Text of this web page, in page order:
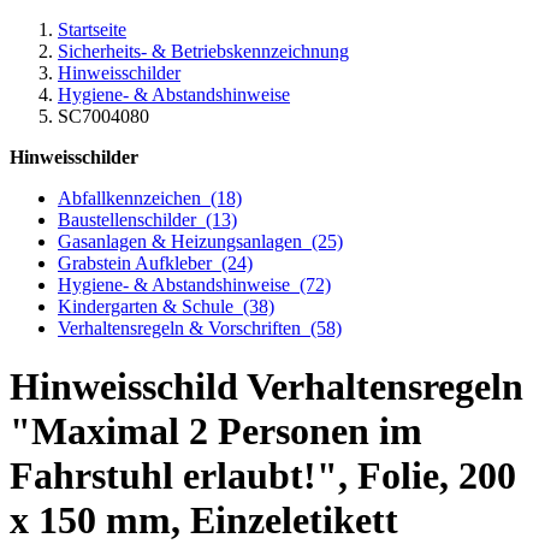
Startseite
Sicherheits- & Betriebskennzeichnung
Hinweisschilder
Hygiene- & Abstandshinweise
SC7004080
Hinweisschilder
Abfallkennzeichen (18)
Baustellenschilder (13)
Gasanlagen & Heizungsanlagen (25)
Grabstein Aufkleber (24)
Hygiene- & Abstandshinweise (72)
Kindergarten & Schule (38)
Verhaltensregeln & Vorschriften (58)
Hinweisschild Verhaltensregeln
"Maximal 2 Personen im
Fahrstuhl erlaubt!", Folie, 200
x 150 mm, Einzeletikett